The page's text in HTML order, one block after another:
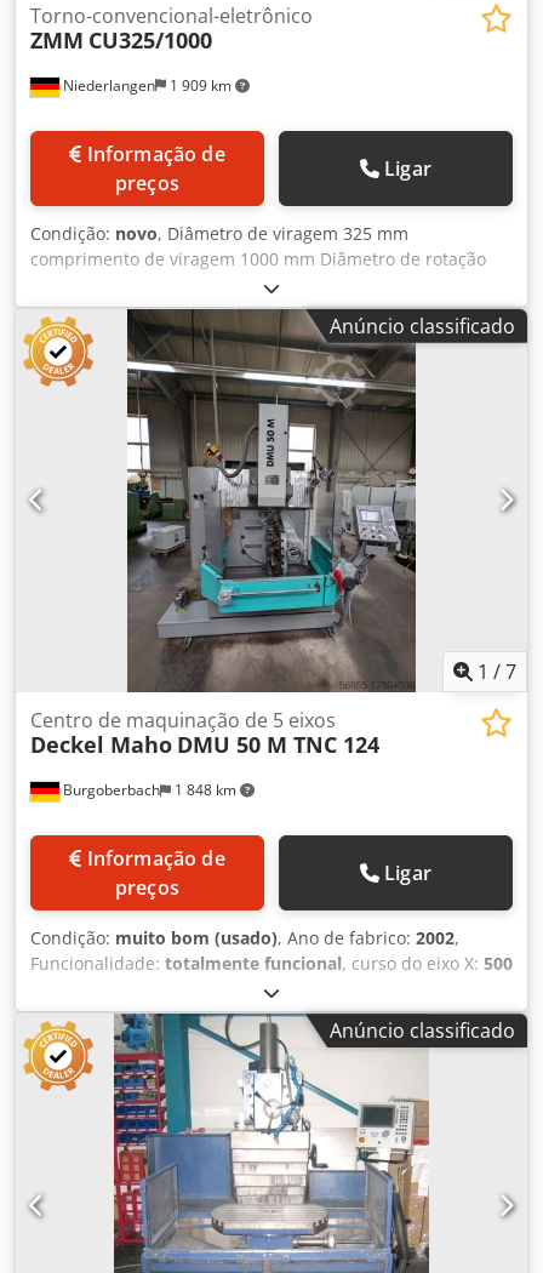
Niederlangen 1 909 km
Torno-convencional-eletrônico
ZMM CU325/1000
preços
Ligar
Condição: novo, Diâmetro de viragem 325 mm
comprimento de viragem 1000 mm Diâmetro de rotação
sobre o escorrega da cama 250 mm Diâmetro de rotação
na ponte da cama 440 mm Velocidade(s) 12 (85-2000) rpm
Cabeçote móvel MK 3 Curso da fresa 100 mm Diâmetro da
fresa 40 mm Suporte do fuso DIN 55027 No. 5 Furo do fuso
32 mm Avanço longitudinal 0,006 - 1,77 m/min Avanço
transversal 0,003 - 0,885 m/min Potência total necessária
2,2 kW Peso da máquina aprox. 770 kg Espaço necessário
aprox. 2150 x 950 x 1350 mm Equipamento - Dispositivo de
refrigeração - Luz da máquina - Painel traseiro de aparas -
Proteção do fuso - Proteção do mandril do torno - Proteção
do porta-ferramentas - Mudança de engrenagens
*Equipamento especial - Mandril de 3 braços Ø 160 mm
tipo 3204/ DIN6350, BISON Codpfetycpasx Ak Tsrf - Suporte
de troca rápida MULTIFIX tipo A, incl. 4 suportes de
ferramentas - Leitor digital de 2 eixos DRO Newall - Pedal
com função de travão CE
Anúncio classificado
1 /7
Burgoberbach 1 848 km
Centro de maquinação de 5 eixos
Deckel Maho DMU 50 M TNC 124
preços
Ligar
Condição: muito bom (usado), Ano de fabrico: 2002,
Funcionalidade: totalmente funcional, curso do eixo X: 500
400 mm, curso do eixo Z:
velocidade do fuso (máx.):4 500 rpm, velocidade do fuso
(min.):50 rpm, Vende-se um centro de maquinagem
Deckel Maho do tipo DMU 50 M com controlo de contorno
e eixos de rotação manual A máquina está em muito bom
estado, totalmente funcional e pronta para uso imediato.
Particularmente notável é a possibilidade de trabalhar
numa cabine aberta Dados técnicos: Ano de construção:
2002 Controlo: Heidenhain TNC 124 Eixo X: 500 mm Eixo Y:
400 mm Eixo Z: 400 mm Velocidade de avanço: 5.000
mm/min Deslocação rápida: 5 m/min Porta-ferramentas:
Anúncio classificado